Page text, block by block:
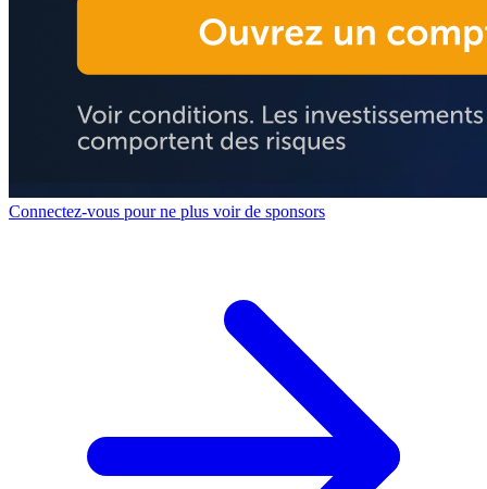
Connectez-vous pour ne plus voir de sponsors